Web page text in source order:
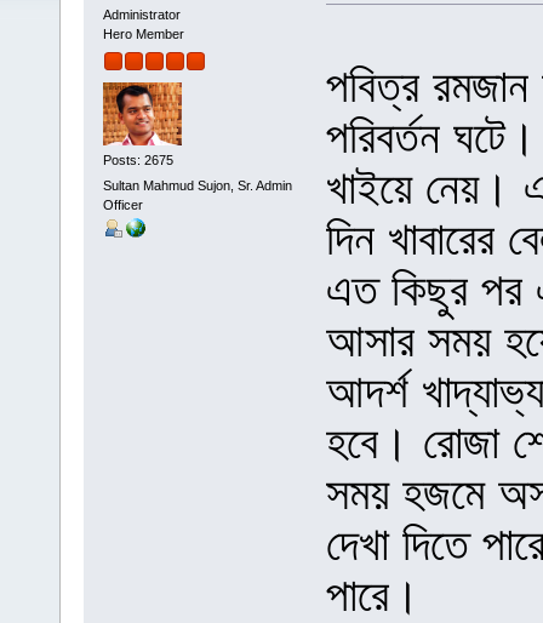
Administrator
Hero Member
Posts: 2675
Sultan Mahmud Sujon, Sr. Admin
Officer
পবিত্র রমজান
পরিবর্তন
খাইয়ে
দিন খাবারের
এত কিছুর পর
আসার সময়
আদর্শ
হবে। রোজা
সময় হজমে
দেখা দিতে
পারে।